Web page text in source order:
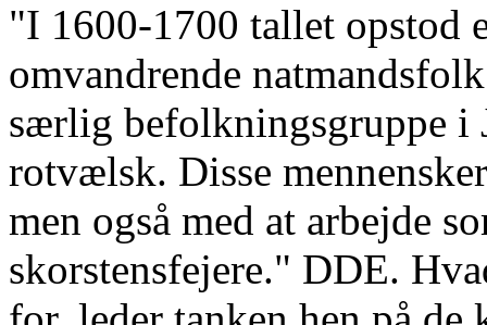
"I 1600-1700 tallet opstod
omvandrende
særlig befolkningsgruppe i
rotvælsk. Disse
men også med at arbejde
skorstensfejere." DDE.